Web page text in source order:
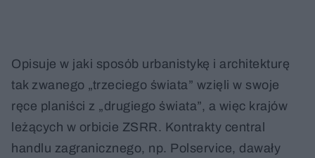
Opisuje w jaki sposób urbanistykę i architekturę
tak zwanego „trzeciego świata” wzięli w swoje
ręce planiści z „drugiego świata”, a więc krajów
leżących w orbicie ZSRR. Kontrakty central
handlu zagranicznego, np. Polservice, dawały